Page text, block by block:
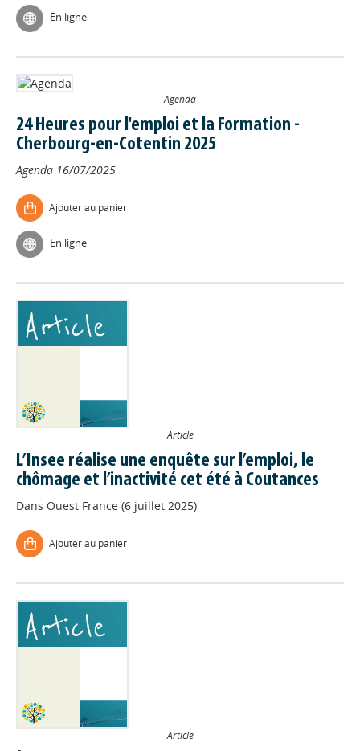
En ligne
Agenda
24 Heures pour l'emploi et la Formation -
Cherbourg-en-Cotentin 2025
Agenda 16/07/2025
Ajouter au panier
En ligne
Article
L’Insee réalise une enquête sur l’emploi, le
chômage et l’inactivité cet été à Coutances
Dans Ouest France (6 juillet 2025)
Ajouter au panier
Article